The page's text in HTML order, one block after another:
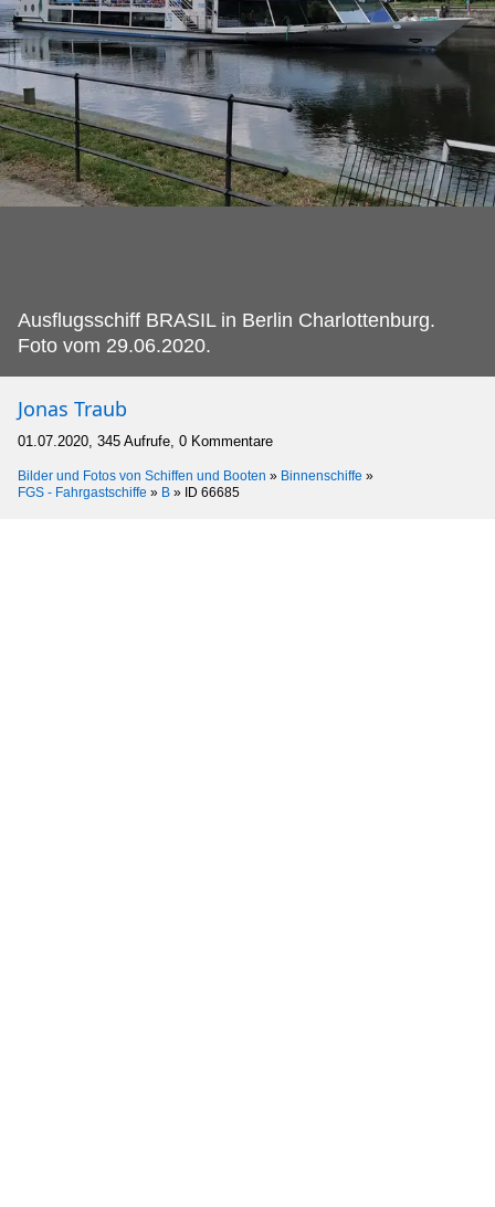
Ausflugsschiff BRASIL in Berlin Charlottenburg.
Foto vom 29.06.2020.
Jonas Traub
01.07.2020, 345 Aufrufe, 0 Kommentare
Bilder und Fotos von Schiffen und Booten » Binnenschiffe »
FGS - Fahrgastschiffe » B » ID 66685